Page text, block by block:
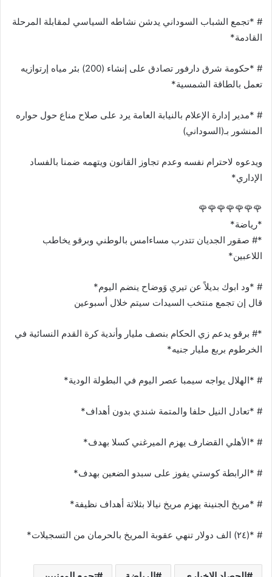
# *تجمع الشباب السوداني يدشن نشاطه السياسي لمقابلة المرحلة
القادمة*
# *حكومة شرق دارفور تصادق على إنشاء (200) بئر مياه إرتوازيه
تعمل بالطاقة الشمسية*
# *مدير إدارة الإعلام بالنيابة العامة يرد على صلاح مناع حول حواره
المنشور بـ(السوداني)
ويدعوه لاحترام نفسه وعدم تجاوز القانون ويتهمه ضمنا بالفساد
الإداري*
🌹🌹🌹🌹🌹🌹🌹
*رياضة*
*# صقور الجديان تتدرب مساءامس بالوطني وبرقو يخاطب
اللاعبين*
# *ود ابوك بديلاً عن تيري وَوضاح ينضم اليوم*
قال إن تجمع منتخب السيدات سيتم خلال أسبوعين
*# برقو يدعم زي الحكام بنصف مليار وأندية كرة القدم النسائية في
الخرطوم بربع مليار جنيه*
# *الهلال يواجه سيمبا عصر اليوم في البطولة الودية*
# *تعادل النيل حلفا والمتمة شندي بدون أهداف*
# *الأهلي القضارف يهزم الميرغني كسلا بهدف*
# *الرابطة كوستي يفوز على سبدو الضعين بهدف*
# *مريخ الجنينة يهزم مريخ نيالا بثلاثة أهداف نظيفة*
# *(٢٤) الف دولار تنهي عقوبة المريخ بالحرمان من التسجيلات*